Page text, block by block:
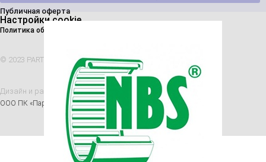
Публичная оферта
Настройки cookie
Политика обработки персональных данных
© 2023 PARTNER. Все права защищены
Дизайн и разработкаNice’N’Easy
ООО ПК «Партнер», ИНН 7802863702, ОГРН 1147847215922